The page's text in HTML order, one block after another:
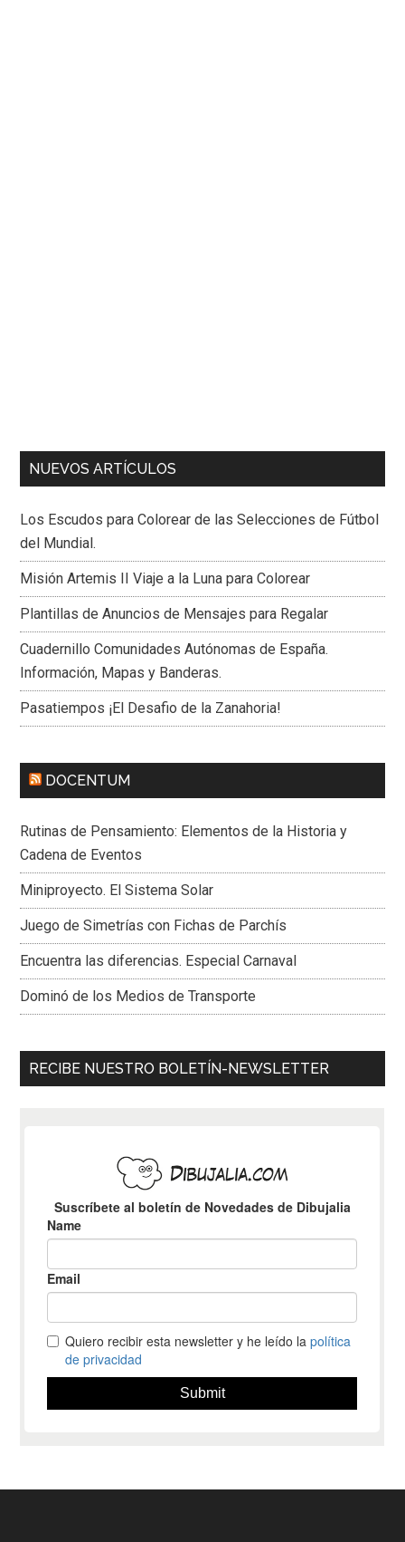
NUEVOS ARTÍCULOS
Los Escudos para Colorear de las Selecciones de Fútbol
del Mundial.
Misión Artemis II Viaje a la Luna para Colorear
Plantillas de Anuncios de Mensajes para Regalar
Cuadernillo Comunidades Autónomas de España.
Información, Mapas y Banderas.
Pasatiempos ¡El Desafio de la Zanahoria!
DOCENTUM
Rutinas de Pensamiento: Elementos de la Historia y
Cadena de Eventos
Miniproyecto. El Sistema Solar
Juego de Simetrías con Fichas de Parchís
Encuentra las diferencias. Especial Carnaval
Dominó de los Medios de Transporte
RECIBE NUESTRO BOLETÍN-NEWSLETTER